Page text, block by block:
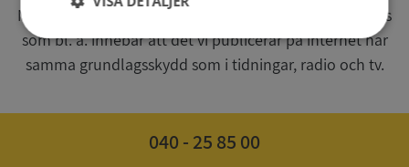
Myndigheten för press, radio och tv s.k. utgivningsbevis
som bl. a. innebär att det vi publicerar på internet har
samma grundlagsskydd som i tidningar, radio och tv.
040 - 25 85 00
Strikt
nödvändigt
Prestanda Inriktning